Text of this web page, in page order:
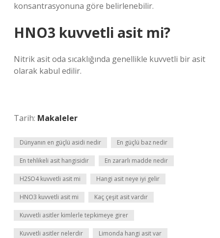
konsantrasyonuna göre belirlenebilir.
HNO3 kuvvetli asit mi?
Nitrik asit oda sıcaklığında genellikle kuvvetli bir asit
olarak kabul edilir.
Tarih: Makaleler
Dünyanın en güçlü asidi nedir En güçlü baz nedir
En tehlikeli asit hangisidir En zararlı madde nedir
H2SO4 kuvvetli asit mi Hangi asit neye iyi gelir
HNO3 kuvvetli asit mi Kaç çeşit asit vardır
Kuvvetli asitler kimlerle tepkimeye girer
Kuvvetli asitler nelerdir Limonda hangi asit var